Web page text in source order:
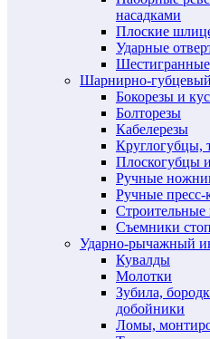
насадками
Плоские
Ударные
Шарнирно-
Бокорезы и
Болторезы
Кабелерезы
Круглогубцы,
Плоскогубцы
Ручные
Ручные пресс-
Съемники
Ударно-рычажный
Кувалды
Молотки
Зубила,
добойники
Ломы,